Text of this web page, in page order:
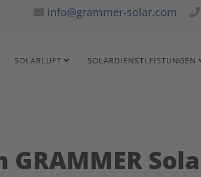
info@grammer-solar.com
SOLARLUFT SOLARDIENSTLEISTUNGEN